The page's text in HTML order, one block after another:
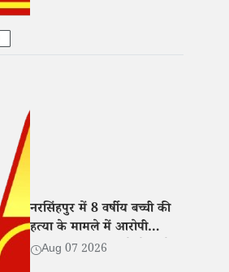
नरसिंहपुर में 8 वर्षीय बच्ची की
हत्या के मामले में आरोपी
गिरफ्तार, न्यायालय ने भेजा जेल
Aug 07 2026